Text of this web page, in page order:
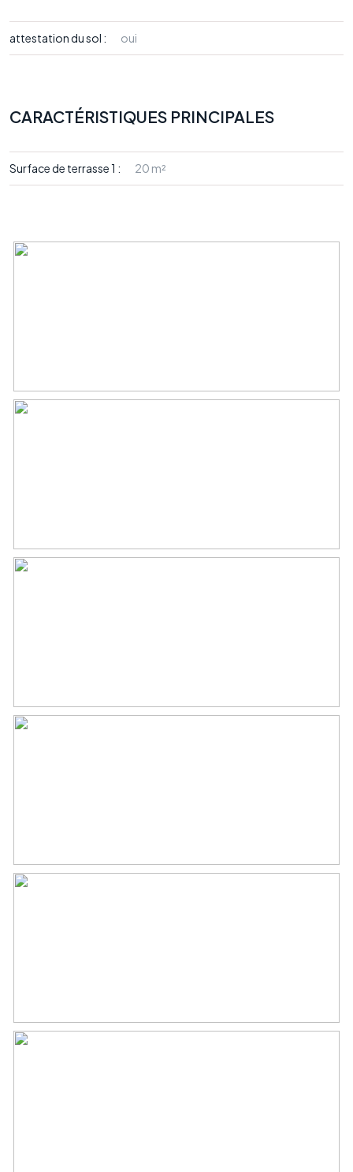
attestation du sol : oui
CARACTÉRISTIQUES PRINCIPALES
Surface de terrasse 1 : 20 m²